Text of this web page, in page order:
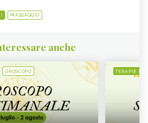
MASSAGGIO
anche
OROSCOPO TERAPIE